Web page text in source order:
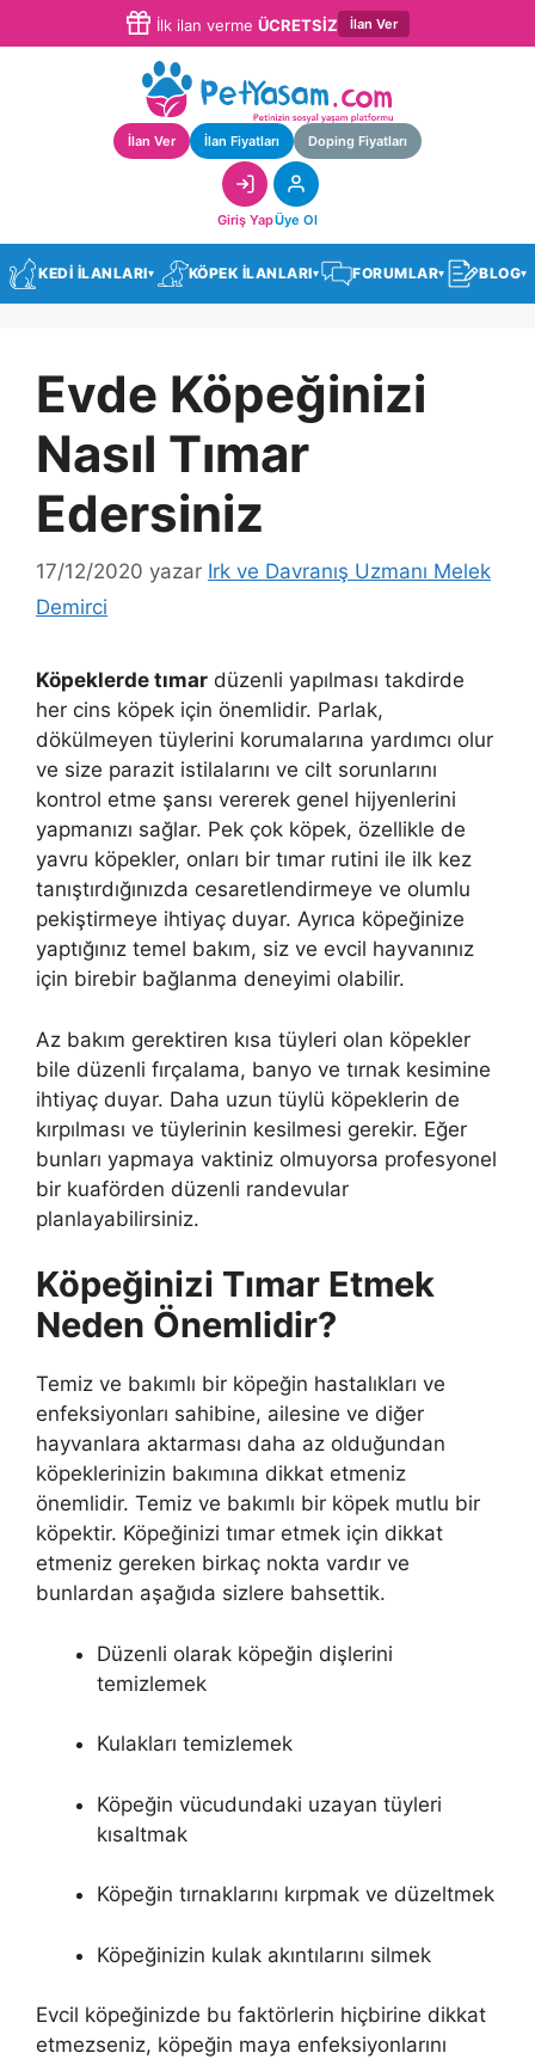
İlk ilan verme ÜCRETSİZ İlan Ver
İlan Ver İlan Fiyatları Doping Fiyatları
Giriş YapÜye Ol
KEDİ İLANLARI▾ KÖPEK İLANLARI▾ FORUMLAR▾ BLOG▾
Evde Köpeğinizi
Nasıl Tımar
Edersiniz
17/12/2020 yazar Irk ve Davranış Uzmanı Melek
Demirci
Köpeklerde tımar düzenli yapılması takdirde
her cins köpek için önemlidir. Parlak,
dökülmeyen tüylerini korumalarına yardımcı olur
ve size parazit istilalarını ve cilt sorunlarını
kontrol etme şansı vererek genel hijyenlerini
yapmanızı sağlar. Pek çok köpek, özellikle de
yavru köpekler, onları bir tımar rutini ile ilk kez
tanıştırdığınızda cesaretlendirmeye ve olumlu
pekiştirmeye ihtiyaç duyar. Ayrıca köpeğinize
yaptığınız temel bakım, siz ve evcil hayvanınız
için birebir bağlanma deneyimi olabilir.
Az bakım gerektiren kısa tüyleri olan köpekler
bile düzenli fırçalama, banyo ve tırnak kesimine
ihtiyaç duyar. Daha uzun tüylü köpeklerin de
kırpılması ve tüylerinin kesilmesi gerekir. Eğer
bunları yapmaya vaktiniz olmuyorsa profesyonel
bir kuaförden düzenli randevular
planlayabilirsiniz.
Köpeğinizi Tımar Etmek
Neden Önemlidir?
Temiz ve bakımlı bir köpeğin hastalıkları ve
enfeksiyonları sahibine, ailesine ve diğer
hayvanlara aktarması daha az olduğundan
köpeklerinizin bakımına dikkat etmeniz
önemlidir. Temiz ve bakımlı bir köpek mutlu bir
köpektir. Köpeğinizi tımar etmek için dikkat
etmeniz gereken birkaç nokta vardır ve
bunlardan aşağıda sizlere bahsettik.
Düzenli olarak köpeğin dişlerini
temizlemek
Kulakları temizlemek
Köpeğin vücudundaki uzayan tüyleri
kısaltmak
Köpeğin tırnaklarını kırpmak ve düzeltmek
Köpeğinizin kulak akıntılarını silmek
Evcil köpeğinizde bu faktörlerin hiçbirine dikkat
etmezseniz, köpeğin maya enfeksiyonlarını